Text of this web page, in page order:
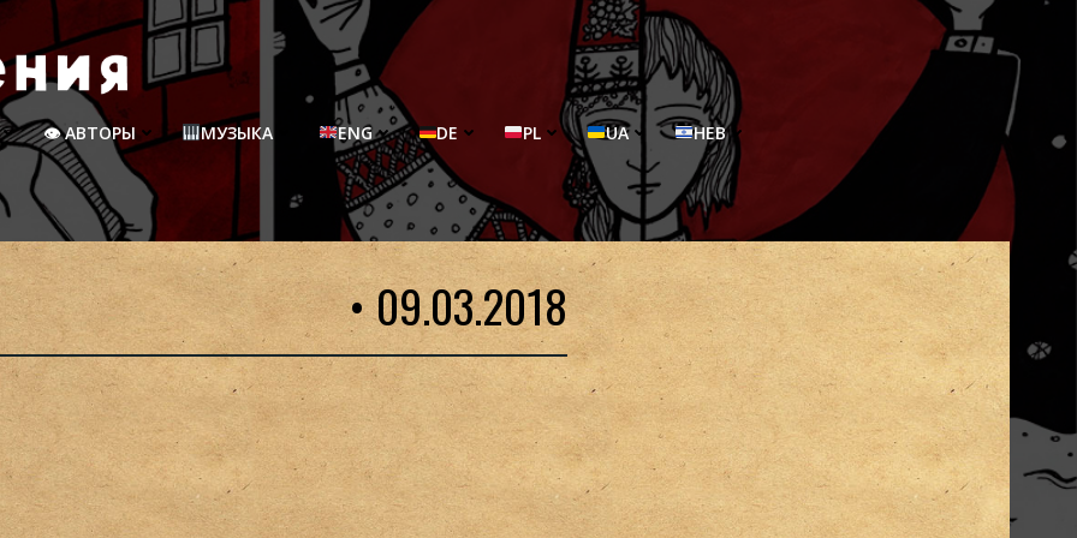
👁 АВТОРЫ МУЗЫКА ENG DE PL UA HEB
• 09.03.2018